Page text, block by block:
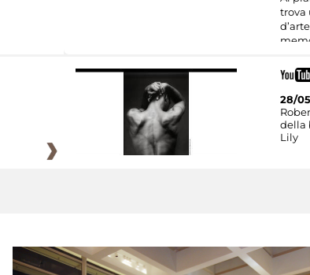
trova
28/
della
Lily